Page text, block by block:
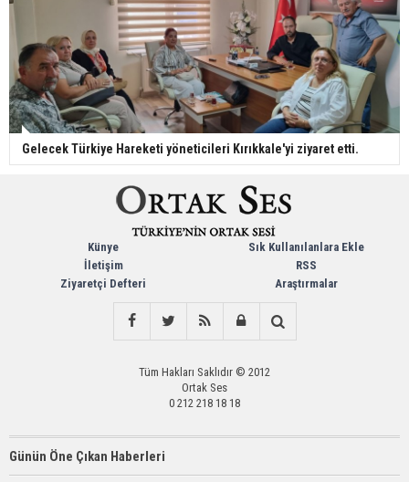
Gelecek Türkiye Hareketi yöneticileri Kırıkkale'yi ziyaret etti.
Künye
İletişim
Ziyaretçi Defteri
Sık Kullanılanlara Ekle
RSS
Araştırmalar
Tüm Hakları Saklıdır © 2012
Ortak Ses
0 212 218 18 18
Günün Öne Çıkan Haberleri